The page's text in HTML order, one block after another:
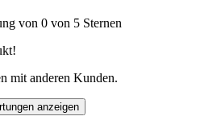
von 0 von 5 Sternen
mit anderen Kunden.
anzeigen